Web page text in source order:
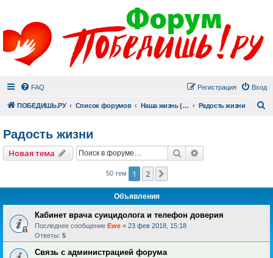
FAQ Вход
Регистрация
ПОБЕДИШЬ.РУ Список форумов Наша жизнь (не всё же о суициде!) Радость жизни
Радость жизни
Новая тема Поиск
50 тем 1 2
Объявления
Кабинет врача суицидолога и телефон доверия
Последнее сообщение Ewe « 23 фев 2018, 15:18
Ответы: 5
Связь с администрацией форума